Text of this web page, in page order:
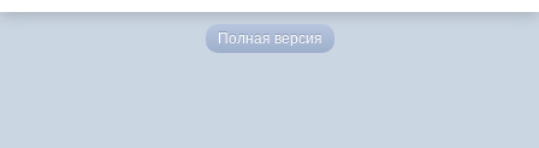
Полная версия